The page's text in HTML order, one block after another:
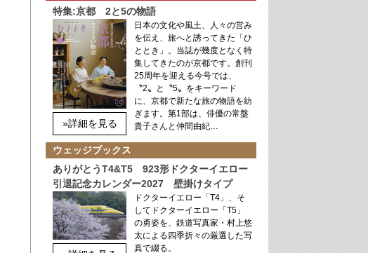
特集:京都 2と5の物語
»詳細を見る
日本の文化や風土、人々の営み
を伝え、旅へと誘ってきた「ひ
ととき」。当誌が幾度となく特
集してきたのが京都です。創刊
25周年を迎える今号では、
〝2〟と〝5〟をキーワード
に、京都で新たな旅の物語を紡
ぎます。第1部は、俳優の常盤
貴子さんと仲間由紀…
ウェッジブックス
ありがとうT4&T5 923形ドクターイエロー
引退記念カレンダー2027 壁掛けタイプ
ドクターイエロー「T4」、そ
してドクターイエロー「T5」
の勇姿を、鉄道写真家・村上悠
太による四季折々の厳選した写
真で綴る。